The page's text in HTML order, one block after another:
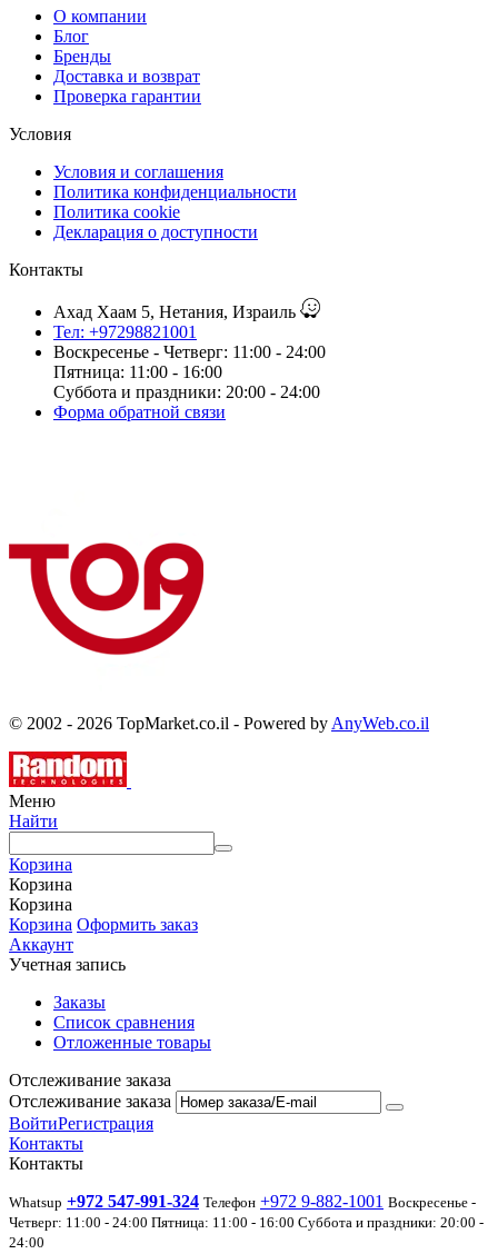
О компании
Блог
Бренды
Доставка и возврат
Проверка гарантии
Условия
Условия и соглашения
Политика конфиденциальности
Политика cookie
Декларация о доступности
Контакты
Ахад Хаам 5, Нетания, Израиль
Тел: +97298821001
Воскресенье - Четверг: 11:00 - 24:00
Пятница: 11:00 - 16:00
Суббота и праздники: 20:00 - 24:00
Форма обратной связи
© 2002 - 2026 TopMarket.co.il - Powered by AnyWeb.co.il
Меню
Найти
Корзина
Корзина
Корзина
Корзина Оформить заказ
Аккаунт
Учетная запись
Заказы
Список сравнения
Отложенные товары
Отслеживание заказа
Отслеживание заказа
ВойтиРегистрация
Контакты
Контакты
Whatsup +972 547-991-324 Телефон +972 9-882-1001 Воскресенье -
Четверг: 11:00 - 24:00 Пятница: 11:00 - 16:00 Суббота и праздники: 20:00 -
24:00